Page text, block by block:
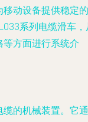
动设备提供稳定的
系列电缆滑车，
方面进行系统介
的机械装置。它通